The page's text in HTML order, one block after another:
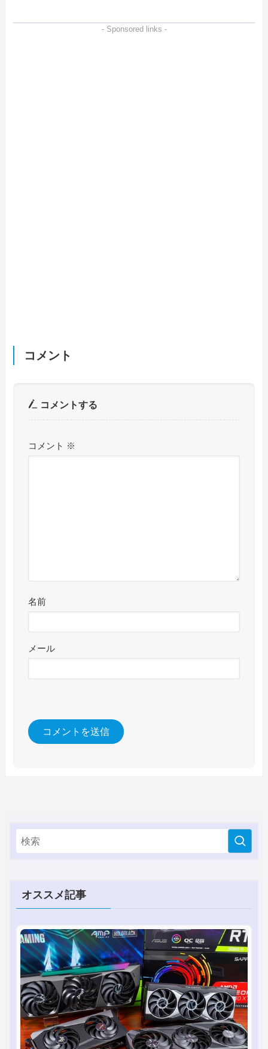
- Sponsored links -
コメント
コメントする
コメント ※
名前
メール
オススメ記事